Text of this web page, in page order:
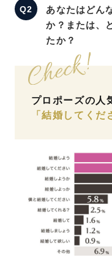
あなたはどん
か？または、
たか？
プロポーズの人
「結婚してくだ